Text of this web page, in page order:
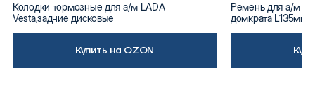
Колодки тормозные для а/м LADA
Vesta,задние дисковые
Купить на OZON
Ремень для а/м
домкрата L135мм